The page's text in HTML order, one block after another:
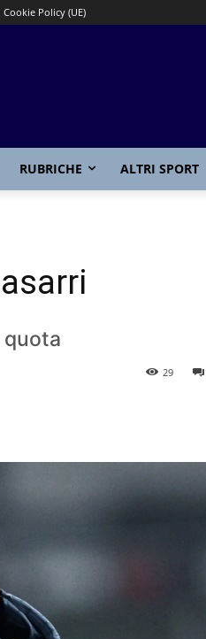
Cookie Policy (UE)
RUBRICHE ALTRI SPORT
29